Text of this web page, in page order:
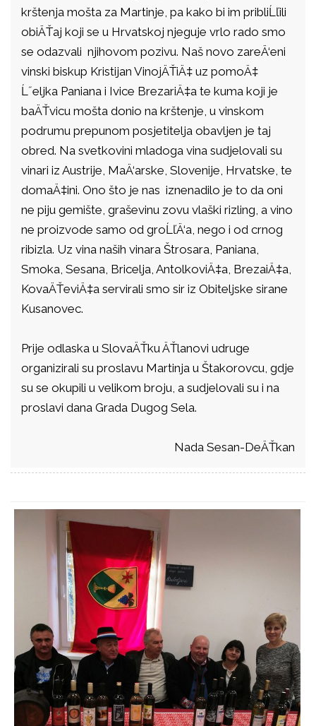
krštenja mošta za Martinje, pa kako bi im pribliĹľili
obiÄŤaj koji se u Hrvatskoj njeguje vrlo rado smo
se odazvali njihovom pozivu. Naš novo zareÄ‘eni
vinski biskup Kristijan VinojÄŤiÄ‡ uz pomoÄ‡
Ĺ˝eljka Paniana i Ivice BrezariÄ‡a te kuma koji je
baÄŤvicu mošta donio na krštenje, u vinskom
podrumu prepunom posjetitelja obavljen je taj
obred. Na svetkovini mladoga vina sudjelovali su
vinari iz Austrije, MaÄ‘arske, Slovenije, Hrvatske, te
domaÄ‡ini. Ono što je nas iznenadilo je to da oni
ne piju gemište, graševinu zovu vlaški rizling, a vino
ne proizvode samo od groĹľÄ‘a, nego i od crnog
ribizla. Uz vina naših vinara Štrosara, Paniana,
Smoka, Sesana, Bricelja, AntolkoviÄ‡a, BrezaiÄ‡a,
KovaÄŤeviÄ‡a servirali smo sir iz Obiteljske sirane
Kusanovec.
Prije odlaska u SlovaÄŤku ÄŤlanovi udruge
organizirali su proslavu Martinja u Štakorovcu, gdje
su se okupili u velikom broju, a sudjelovali su i na
proslavi dana Grada Dugog Sela.
Nada Sesan-DeÄŤkan